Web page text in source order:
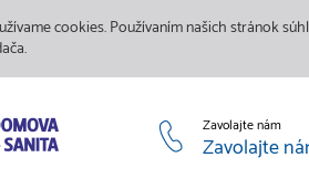
cookies. Používaním našich stránok
Zavolajte nám
Zavolajte